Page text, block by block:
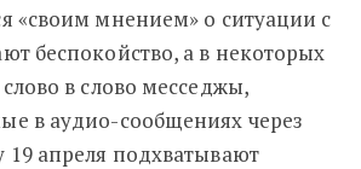
«своим мнением» о ситуации с
беспокойство, а в некоторых
слово в слово месседжы,
в аудио-сообщениях через
19 апреля подхватывают